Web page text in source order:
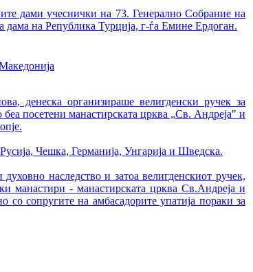
дами учеснички на 73. Генерално Собрание на
на Република Турција, г-ѓа Емине Ердоган.
денеска организираше велигденски ручек за
посетени манастирската црква „Св. Андреја" и
Чешка, Германија, Унгарија и Шведска.
наследство и затоа велигденскиот ручек,
манастири - манастирската црква Св.Андреја и
сопругите на амбасадорите упатија пораки за